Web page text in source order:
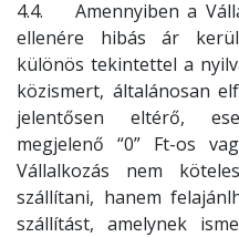
4.4. Amennyiben a
ellenére hibás ár
különös tekintettel a
közismert, általánosan
jelentősen eltérő,
megjelenő “0” Ft-os
Vállalkozás nem
szállítani, hanem
szállítást, amelynek